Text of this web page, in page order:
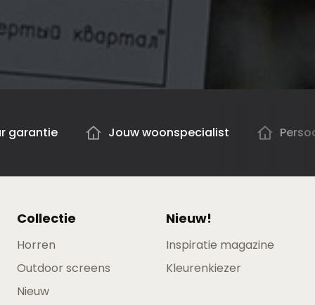
garantie Jouw woonspecialist
Collectie
Horren
Outdoor screens
Nieuw
Nieuw!
Inspiratie magazine
Kleurenkiezer